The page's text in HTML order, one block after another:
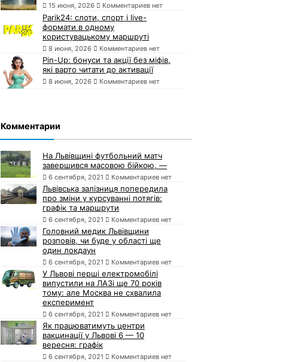
15 июня, 2026 Комментариев нет
Parik24: слоти, спорт і live-
формати в одному
користувацькому маршруті
8 июня, 2026 Комментариев нет
Pin-Up: бонуси та акції без міфів,
які варто читати до активації
8 июня, 2026 Комментариев нет
Комментарии
На Львівщині футбольний матч
завершився масовою бійкою, —
6 сентября, 2021 Комментариев нет
Львівська залізниця попередила
про зміни у курсуванні потягів:
графік та маршрути
6 сентября, 2021 Комментариев нет
Головний медик Львівщини
розповів, чи буде у області ще
один локдаун
6 сентября, 2021 Комментариев нет
У Львові перші електромобілі
випустили на ЛАЗі ще 70 років
тому: але Москва не схвалила
експеримент
6 сентября, 2021 Комментариев нет
Як працюватимуть центри
вакцинації у Львові 6 — 10
вересня: графік
6 сентября, 2021 Комментариев нет